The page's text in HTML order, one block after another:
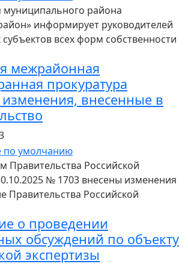
района
информирует руководителей
всех форм собственности
межрайонная
прокуратура
изменения, внесенные в
Правительства Российской
№ 1703 внесены изменения
Правительства Российской
о проведении
обсуждений по объекту
экспертизы